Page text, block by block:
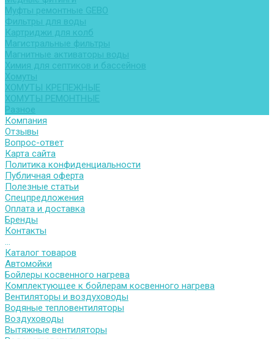
Муфты ремонтные GEBO
Фильтры для воды
Картриджи для колб
Магистральные фильтры
Магнитные активаторы воды
Химия для септиков и бассейнов
Хомуты
ХОМУТЫ КРЕПЕЖНЫЕ
ХОМУТЫ РЕМОНТНЫЕ
Разное
Компания
Отзывы
Вопрос-ответ
Карта сайта
Политика конфиденциальности
Публичная оферта
Полезные статьи
Спецпредложения
Оплата и доставка
Бренды
Контакты
...
Каталог товаров
Автомойки
Бойлеры косвенного нагрева
Комплектующее к бойлерам косвенного нагрева
Вентиляторы и воздуховоды
Водяные тепловентиляторы
Воздуховоды
Вытяжные вентиляторы